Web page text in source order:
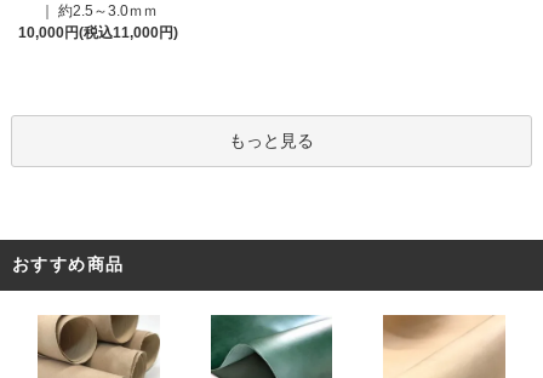
｜ 約2.5～3.0ｍｍ
10,000円(税込11,000円)
もっと見る
おすすめ商品